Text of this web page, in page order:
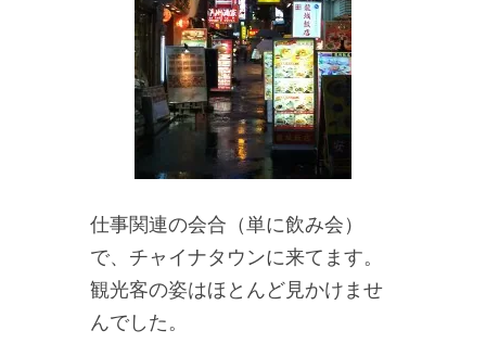
仕事関連の会合（単に飲み会）
で、チャイナタウンに来てます。
観光客の姿はほとんど見かけませ
んでした。